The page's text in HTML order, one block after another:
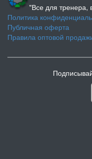
"Все для тренера,
Политика
Публичная оферта
Правила оптовой